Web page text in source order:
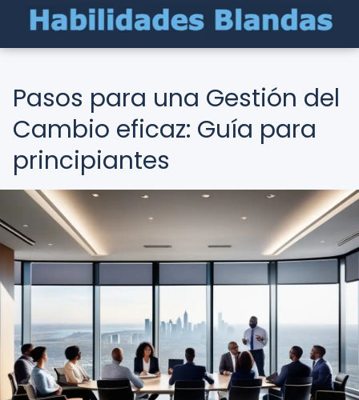
Pasos para una Gestión del
Cambio eficaz: Guía para
principiantes